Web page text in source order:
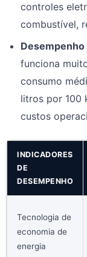
controles
combustível,
funciona
consumo
litros por 100
custos
INDICADORES
DE
DESEMPENHO
Tecnologia de
economia de
energia